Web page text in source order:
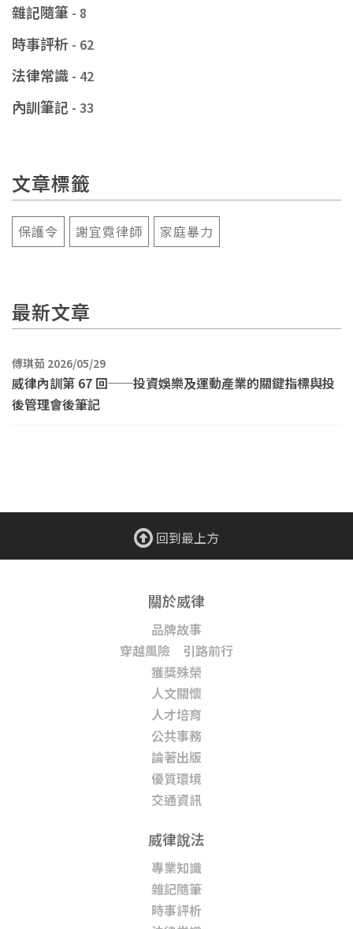
雜記隨筆 - 8
時事評析 - 62
法律常識 - 42
內訓筆記 - 33
文章標籤
保護令 謝宜霓律師 家庭暴力
最新文章
傅琪茹 2026/05/29
威律內訓第 67 回──投資娛樂及運動產業的關鍵指標與投
後管理會後筆記
回到最上方
關於威律
品牌故事
穿越風險 引路前行
獲獎殊榮
人文關懷
人才培育
公共事務
論著出版
優質環境
交通資訊
威律說法
專業知識
雜記隨筆
時事評析